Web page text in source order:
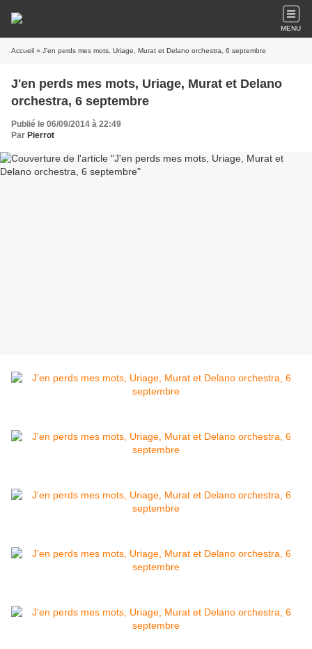
MENU
Accueil » J'en perds mes mots, Uriage, Murat et Delano orchestra, 6 septembre
J'en perds mes mots, Uriage, Murat et Delano
orchestra, 6 septembre
Publié le 06/09/2014 à 22:49
Par Pierrot